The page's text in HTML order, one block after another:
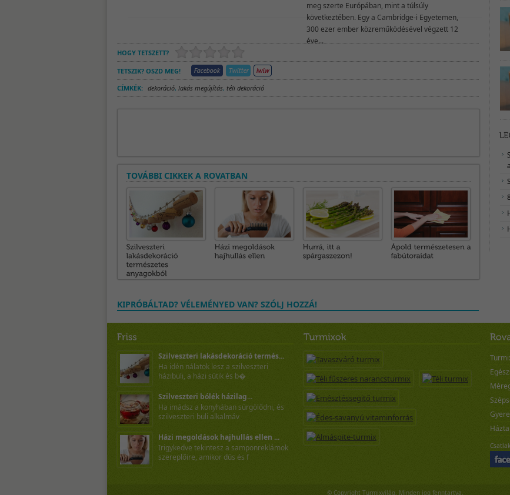
meg szerte Európában, mint a túlsúly
következtében. Egy a Cambridge-i Egyetemen,
300 ezer ember közreműködésével végzett 12
éve...
HOGY TETSZETT?
TETSZIK? OSZD MEG!
CÍMKÉK: dekoráció, lakás megújítás, téli dekoráció
TOVÁBBI CIKKEK A ROVATBAN
KIPRÓBÁLTAD? VÉLEMÉNYED VAN? SZÓLJ HOZZÁ!
Szilveszteri lakásdekoráció termés...
Ha idén nálatok lesz a szilveszteri
házibuli, a házi sütik és b�
Szilveszteri bólék házilag...
Ha imádsz a konyhában sürgölődni, és
szilveszteri buli alkalmáv
Házi megoldások hajhullás ellen ...
Irigykedve tekintesz a samponreklámok
szereplőire, amikor dús és f
© Copyright Turmixvilág. Minden jog fenntartva.